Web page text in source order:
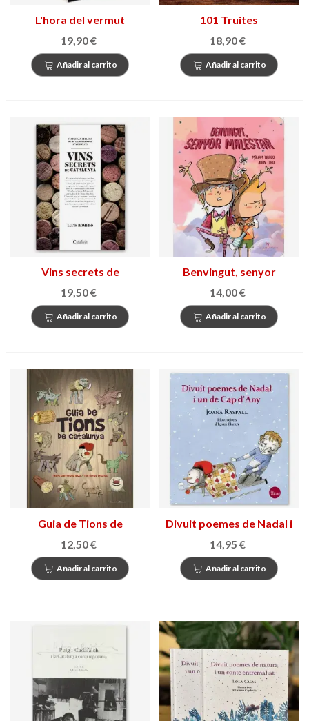
L'hora del vermut
19,90 €
Añadir al carrito
101 Truites
18,90 €
Añadir al carrito
Vins secrets de
Catalunya
19,50 €
Añadir al carrito
Benvingut, senyor
malestar
14,00 €
Añadir al carrito
Guia de Tions de
Catalunya
12,50 €
Añadir al carrito
Divuit poemes de Nadal i
un de Cap d’Any
14,95 €
Añadir al carrito